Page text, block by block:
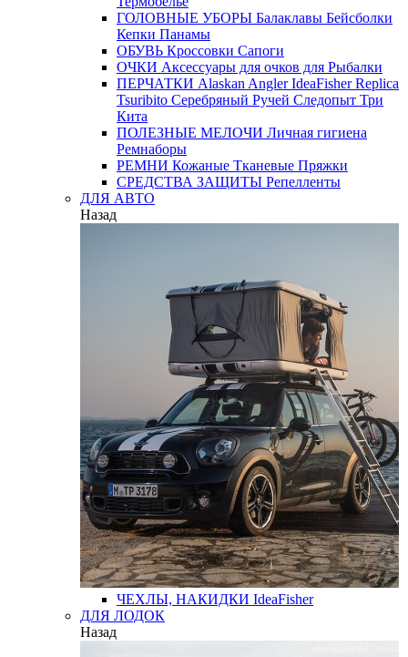
ГОЛОВНЫЕ УБОРЫ Балаклавы Бейсболки
Кепки Панамы
ОБУВЬ Кроссовки Сапоги
ОЧКИ Аксессуары для очков для Рыбалки
ПЕРЧАТКИ Alaskan AnglerIdeaFisherReplica
Tsuribito Серебряный Ручей Следопыт Три
Кита
ПОЛЕЗНЫЕ МЕЛОЧИ Личная гигиена
Ремнаборы
РЕМНИ Кожаные Тканевые Пряжки
СРЕДСТВА ЗАЩИТЫ Репелленты
ДЛЯ АВТО
Назад
ЧЕХЛЫ, НАКИДКИ IdeaFisher
ДЛЯ ЛОДОК
Назад